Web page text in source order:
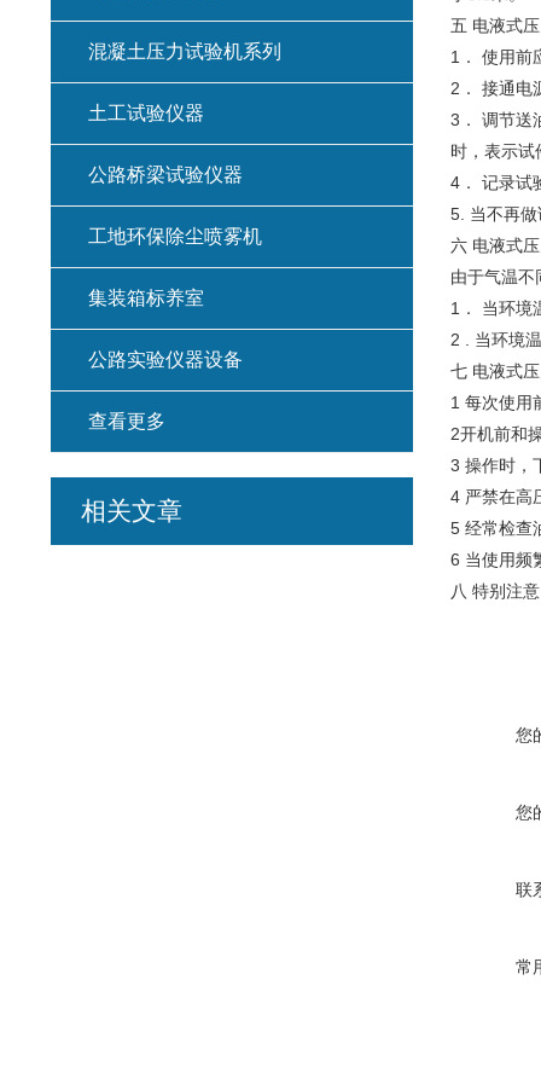
五 电液式
1． 使用前
2． 接通电
3． 调节送
时，表示试
4． 记录试
5. 当不再
六 电液式
由于气温不
1． 当环境
2 . 当环境
七 电液式
1 每次使用
2开机前和
3 操作时，
4 严禁在高
5 经常检查
6 当使用频
八 特别注
您
您
联
常
混凝土压力试验机系列
土工试验仪器
公路桥梁试验仪器
工地环保除尘喷雾机
集装箱标养室
公路实验仪器设备
查看更多
相关文章